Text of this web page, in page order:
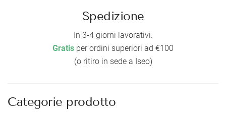
Spedizione
In 3-4 giorni lavorativi.
Gratis per ordini superiori ad €100
(o ritiro in sede a Iseo)
Categorie prodotto